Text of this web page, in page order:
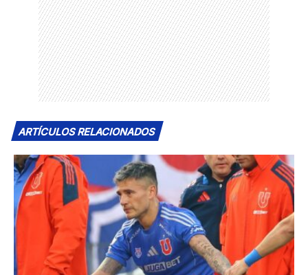
ARTÍCULOS RELACIONADOS